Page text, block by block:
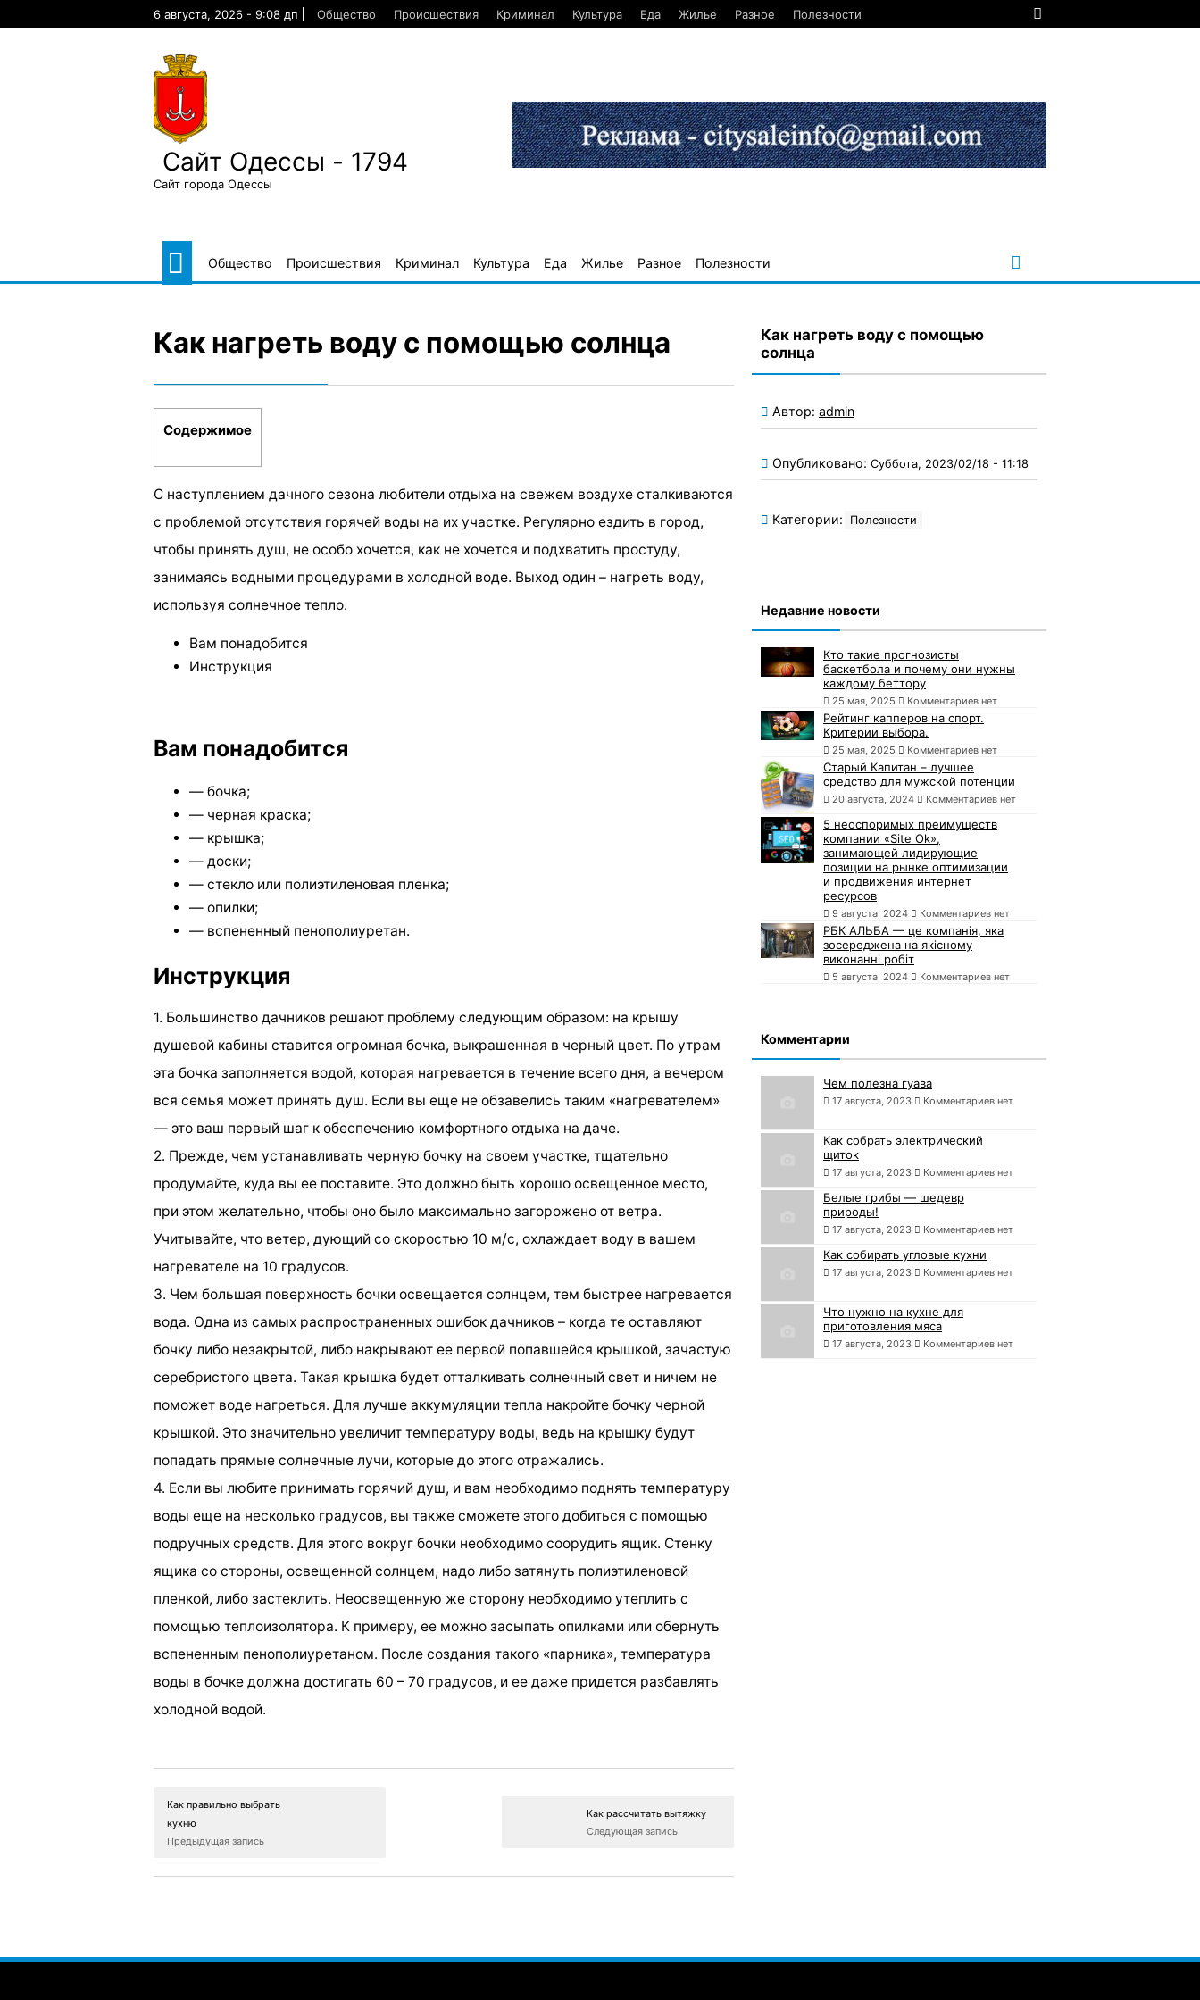
6 августа, 2026 - 9:08 дп Общество Происшествия Криминал Культура Еда Жилье Разное Полезности
Сайт Одессы - 1794
Сайт города Одессы
Общество Происшествия Криминал Культура Еда Жилье Разное Полезности
Как нагреть воду с помощью солнца
Содержимое
С наступлением дачного сезона любители отдыха на свежем воздухе сталкиваются
с проблемой отсутствия горячей воды на их участке. Регулярно ездить в город,
чтобы принять душ, не особо хочется, как не хочется и подхватить простуду,
занимаясь водными процедурами в холодной воде. Выход один – нагреть воду,
используя солнечное тепло.
Вам понадобится
Инструкция
Вам понадобится
— бочка;
— черная краска;
— крышка;
— доски;
— стекло или полиэтиленовая пленка;
— опилки;
— вспененный пенополиуретан.
Инструкция
1. Большинство дачников решают проблему следующим образом: на крышу
душевой кабины ставится огромная бочка, выкрашенная в черный цвет. По утрам
эта бочка заполняется водой, которая нагревается в течение всего дня, а вечером
вся семья может принять душ. Если вы еще не обзавелись таким «нагревателем»
— это ваш первый шаг к обеспечению комфортного отдыха на даче.
2. Прежде, чем устанавливать черную бочку на своем участке, тщательно
продумайте, куда вы ее поставите. Это должно быть хорошо освещенное место,
при этом желательно, чтобы оно было максимально загорожено от ветра.
Учитывайте, что ветер, дующий со скоростью 10 м/с, охлаждает воду в вашем
нагревателе на 10 градусов.
3. Чем большая поверхность бочки освещается солнцем, тем быстрее нагревается
вода. Одна из самых распространенных ошибок дачников – когда те оставляют
бочку либо незакрытой, либо накрывают ее первой попавшейся крышкой, зачастую
серебристого цвета. Такая крышка будет отталкивать солнечный свет и ничем не
поможет воде нагреться. Для лучше аккумуляции тепла накройте бочку черной
крышкой. Это значительно увеличит температуру воды, ведь на крышку будут
попадать прямые солнечные лучи, которые до этого отражались.
4. Если вы любите принимать горячий душ, и вам необходимо поднять температуру
воды еще на несколько градусов, вы также сможете этого добиться с помощью
подручных средств. Для этого вокруг бочки необходимо соорудить ящик. Стенку
ящика со стороны, освещенной солнцем, надо либо затянуть полиэтиленовой
пленкой, либо застеклить. Неосвещенную же сторону необходимо утеплить с
помощью теплоизолятора. К примеру, ее можно засыпать опилками или обернуть
вспененным пенополиуретаном. После создания такого «парника», температура
воды в бочке должна достигать 60 – 70 градусов, и ее даже придется разбавлять
холодной водой.
Как правильно выбрать
кухню
Предыдущая запись
Как рассчитать вытяжку
Следующая запись
Как нагреть воду с помощью
солнца
Автор: admin
Опубликовано: Суббота, 2023/02/18 - 11:18
Категории: Полезности
Недавние новости
Кто такие прогнозисты
баскетбола и почему они нужны
каждому беттору
25 мая, 2025 Комментариев нет
Рейтинг капперов на спорт.
Критерии выбора.
25 мая, 2025 Комментариев нет
Старый Капитан – лучшее
средство для мужской потенции
20 августа, 2024 Комментариев нет
5 неоспоримых преимуществ
компании «Site Ok»,
занимающей лидирующие
позиции на рынке оптимизации
и продвижения интернет
ресурсов
9 августа, 2024 Комментариев нет
РБК АЛЬБА — це компанія, яка
зосереджена на якісному
виконанні робіт
5 августа, 2024 Комментариев нет
Комментарии
Чем полезна гуава
17 августа, 2023 Комментариев нет
Как собрать электрический
щиток
17 августа, 2023 Комментариев нет
Белые грибы — шедевр
природы!
17 августа, 2023 Комментариев нет
Как собирать угловые кухни
17 августа, 2023 Комментариев нет
Что нужно на кухне для
приготовления мяса
17 августа, 2023 Комментариев нет